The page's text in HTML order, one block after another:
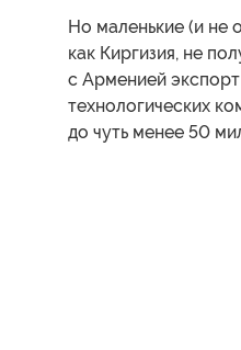
Но маленькие (и не
как Киргизия, не
с Арменией
технологических
до чуть менее 50